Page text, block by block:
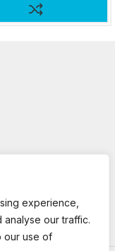
experience,
our traffic.
our use of